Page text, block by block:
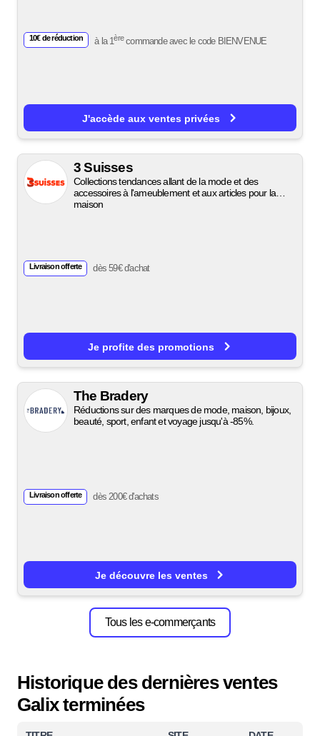
10€ de réduction à la 1èrecommande avec le code BIENVENUE
J'accède aux ventes privées
3 Suisses
Collections tendances allant de la mode et des
accessoires à l'ameublement et aux articles pour la
maison
Livraison offerte dès 59€ d'achat
Je profite des promotions
The Bradery
Réductions sur des marques de mode, maison, bijoux,
beauté, sport, enfant et voyage jusqu'à -85%.
Livraison offerte dès 200€ d'achats
Je découvre les ventes
Tous les e-commerçants
Historique des dernières ventes
Galix terminées